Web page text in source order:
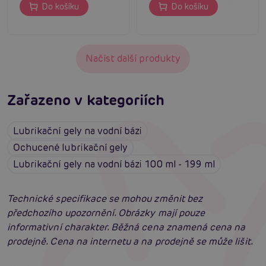
Do košíku Do košíku
Načíst další produkty
Zařazeno v kategoriích
Lubrikační gely na vodní bázi
Ochucené lubrikační gely
Lubrikační gely na vodní bázi 100 ml - 199 ml
Technické specifikace se mohou změnit bez
předchozího upozornění. Obrázky mají pouze
informativní charakter. Běžná cena znamená cena na
prodejně. Cena na internetu a na prodejně se může lišit.